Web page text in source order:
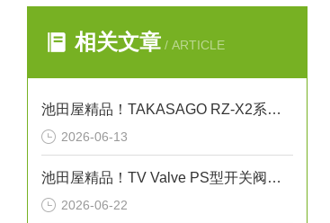
相关文章 / ARTICLE
池田屋精品！TAKASAGO RZ-X2系列充放电系统 RZ-X2 参数介绍
2026-06-13
池田屋精品！TV Valve PS型开关阀（截止阀）参数介绍
2026-06-22